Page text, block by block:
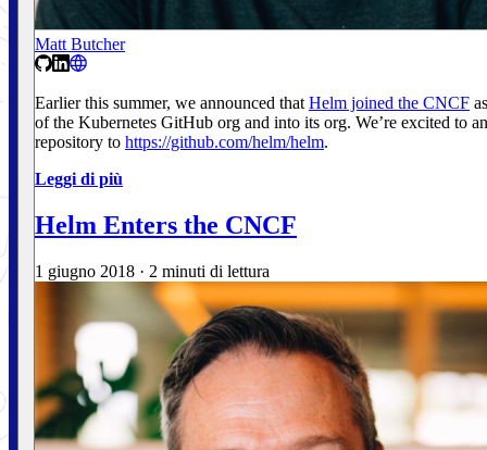
Matt Butcher
Earlier this summer, we announced that Helm joined the CNCF
of the Kubernetes GitHub org and into its org. We’re excited to
repository to https://github.com/helm/helm.
Leggi di più
Helm Enters the CNCF
1 giugno 2018 · 2 minuti di lettura